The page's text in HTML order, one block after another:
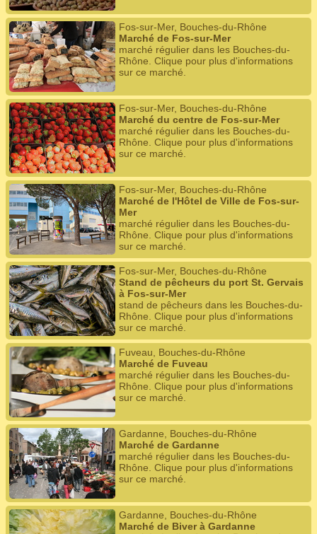
Fos-sur-Mer, Bouches-du-Rhône
Marché de Fos-sur-Mer
marché régulier dans les Bouches-du-
Rhône. Clique pour plus d'informations
sur ce marché.
Fos-sur-Mer, Bouches-du-Rhône
Marché du centre de Fos-sur-Mer
marché régulier dans les Bouches-du-
Rhône. Clique pour plus d'informations
sur ce marché.
Fos-sur-Mer, Bouches-du-Rhône
Marché de l'Hôtel de Ville de Fos-sur-
Mer
marché régulier dans les Bouches-du-
Rhône. Clique pour plus d'informations
sur ce marché.
Fos-sur-Mer, Bouches-du-Rhône
Stand de pêcheurs du port St. Gervais
à Fos-sur-Mer
stand de pêcheurs dans les Bouches-du-
Rhône. Clique pour plus d'informations
sur ce marché.
Fuveau, Bouches-du-Rhône
Marché de Fuveau
marché régulier dans les Bouches-du-
Rhône. Clique pour plus d'informations
sur ce marché.
Gardanne, Bouches-du-Rhône
Marché de Gardanne
marché régulier dans les Bouches-du-
Rhône. Clique pour plus d'informations
sur ce marché.
Gardanne, Bouches-du-Rhône
Marché de Biver à Gardanne